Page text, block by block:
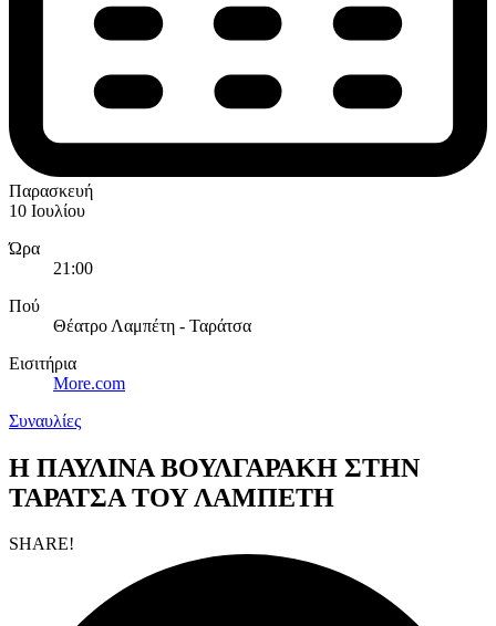
Παρασκευή
10 Ιουλίου
Ώρα
21:00
Πού
Θέατρο Λαμπέτη - Ταράτσα
Εισιτήρια
More.com
Συναυλίες
Η ΠΑΥΛΙΝΑ ΒΟΥΛΓΑΡΑΚΗ ΣΤΗΝ
ΤΑΡΑΤΣΑ ΤΟΥ ΛΑΜΠΕΤΗ
SHARE!